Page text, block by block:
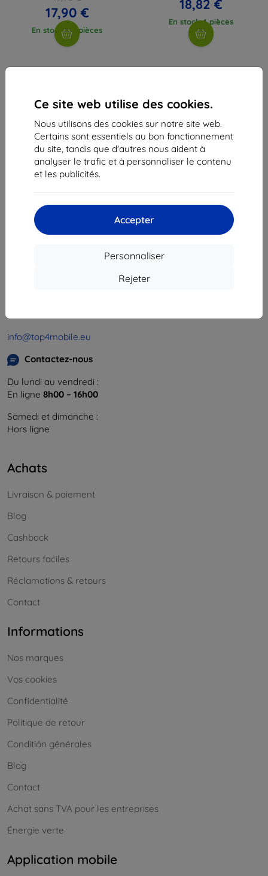
Ce site web utilise des cookies.
Nous utilisons des cookies sur notre site web.
Certains sont essentiels au bon fonctionnement
du site, tandis que d'autres nous aident à
analyser le trafic et à personnaliser le contenu
et les publicités.
Accepter
Personnaliser
Rejeter
17,90 €
En stock > 5 pièces
18,82 €
En stock 4 pièces
Shield-Sk s.r.o.
Ulica Rudolfa Mocka 3750/2A
841 04 Bratislava
Numéro d’identification d’entreprise :
info@top4mobile.eu
Contactez-nous
Du lundi au vendredi :
En ligne 8h00 – 16h00
Samedi et dimanche :
Hors ligne
Achats
Livraison & paiement
Blog
Cashback
Retours faciles
Réclamations & retours
Contact
Informations
Nos marques
Vos cookies
Confidentialité
Politique de retour
Conditión générales
Blog
Contact
Achat sans TVA pour les entreprises
Énergie verte
Application mobile